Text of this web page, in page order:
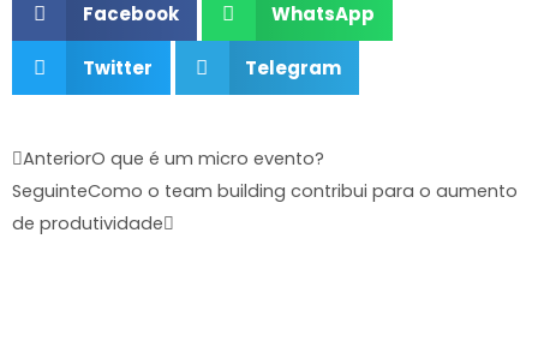
Facebook WhatsApp
Twitter Telegram
Prev
AnteriorO que é um micro evento?
SeguinteComo o team building contribui para o aumento
de produtividade
Next